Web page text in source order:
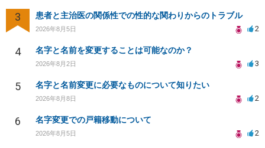
3 患者と主治医の関係性での性的な関わりからのトラブル
2026年8月5日 2
4 名字と名前を変更することは可能なのか？
2026年8月2日 3
5 名字と名前変更に必要なものについて知りたい
2026年8月8日 2
6 名字変更での戸籍移動について
2026年8月5日 2